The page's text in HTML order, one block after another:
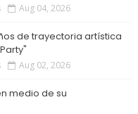
Aug 04, 2026
de trayectoria artística
Aug 02, 2026
medio de su